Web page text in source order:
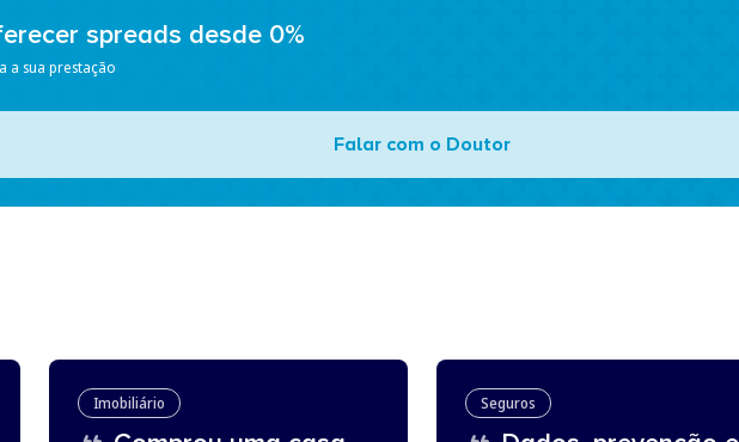
spreads desde 0%
a sua prestação
Falar com o Doutor
Imobiliário Seguros